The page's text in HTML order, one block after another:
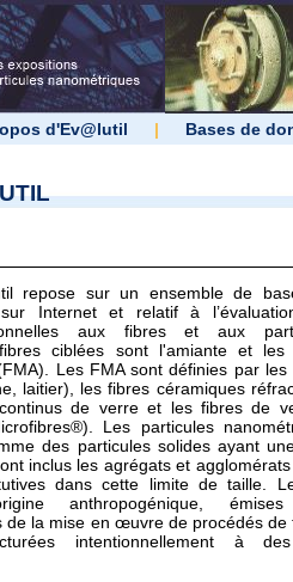
d'Ev@lutil | Bases de
repose sur un ensemble de
Internet et relatif à
aux fibres et aux
ciblées sont l'amiante et les
Les FMA sont définies par les
laitier), les fibres céramiques
de verre et les fibres de
Les particules
des particules solides ayant
inclus les agrégats et
dans cette limite de taille.
anthropogénique,
de la mise en œuvre de procédés de
intentionnellement à